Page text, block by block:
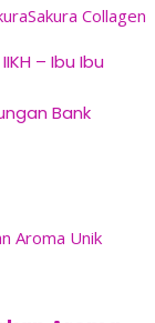
Sakura Collagen
– Ibu Ibu
Bank